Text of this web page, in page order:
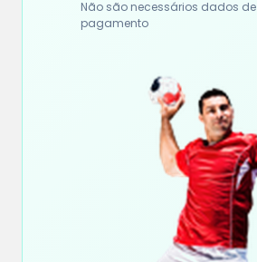
Não são necessários dados de
pagamento